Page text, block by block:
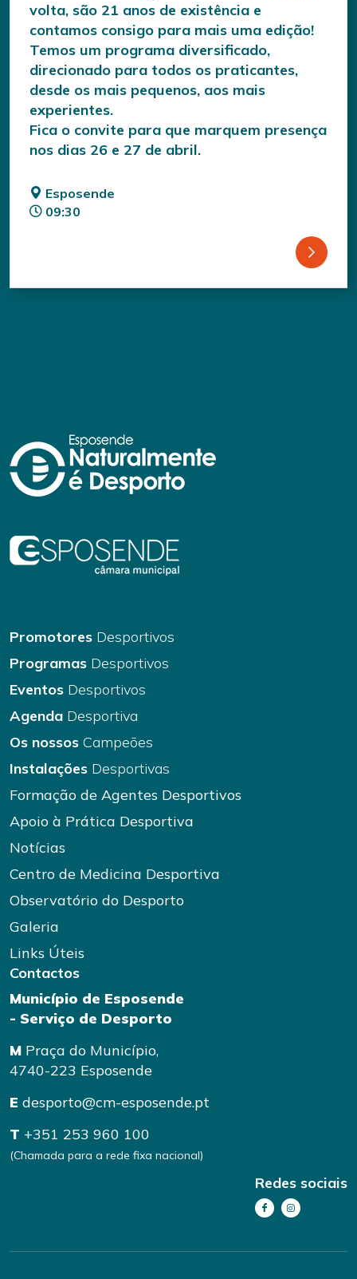
volta, são 21 anos de existência e
contamos consigo para mais uma edição!
Temos um programa diversificado,
direcionado para todos os praticantes,
desde os mais pequenos, aos mais
experientes.
Fica o convite para que marquem presença
nos dias 26 e 27 de abril.
Esposende
09:30
Promotores Desportivos
Programas Desportivos
Eventos Desportivos
Agenda Desportiva
Os nossos Campeões
Instalações Desportivas
Formação de Agentes Desportivos
Apoio à Prática Desportiva
Notícias
Centro de Medicina Desportiva
Observatório do Desporto
Galeria
Links Úteis
Contactos
Município de Esposende
- Serviço de Desporto
M Praça do Município,
4740-223 Esposende
E desporto@cm-esposende.pt
T +351 253 960 100
(Chamada para a rede fixa nacional)
Redes sociais